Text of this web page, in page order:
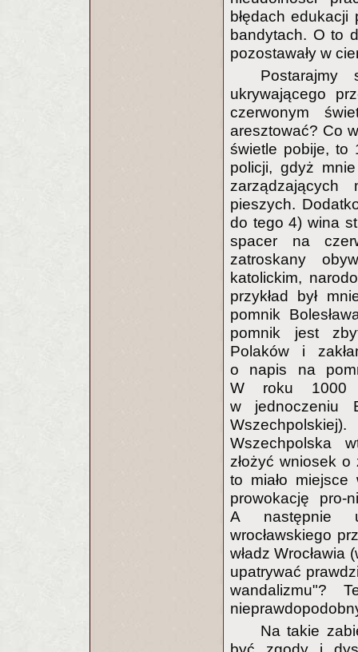
błędach
bandytach. O to
pozostawały w
ukrywającego
czerwonym
aresztować? Co
świetle pobije, to
policji, gdyż
pieszych.
do tego 4) wina
spacer na
zatroskany
katolickim,
przykład był
pomnik
pomnik jest
Polaków i
o napis na
W roku 1000
w jednoczeniu
Wszechpolska
złożyć wniosek
to miało
prowokację pro-
A następnie
wrocławskiego
władz
upatrywać
wandalizmu"?
Na takie